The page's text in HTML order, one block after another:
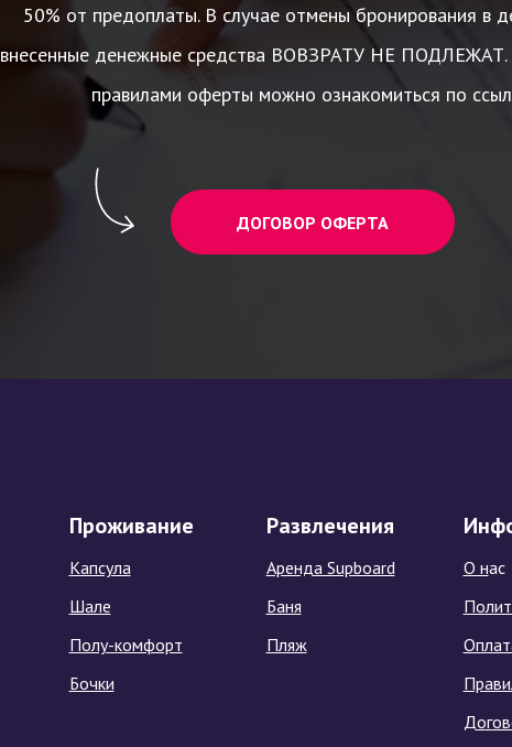
50% от предоплаты. В случае отмены бронирования в
внесенные денежные средства ВОВЗРАТУ НЕ ПОДЛЕЖАТ.
правилами оферты можно ознакомиться по
ДОГОВОР ОФЕРТА
Проживание
Капсула
Шале
Полу-комфорт
Бочки
Развлечения
Аренда Supboard
Баня
Пляж
О нас